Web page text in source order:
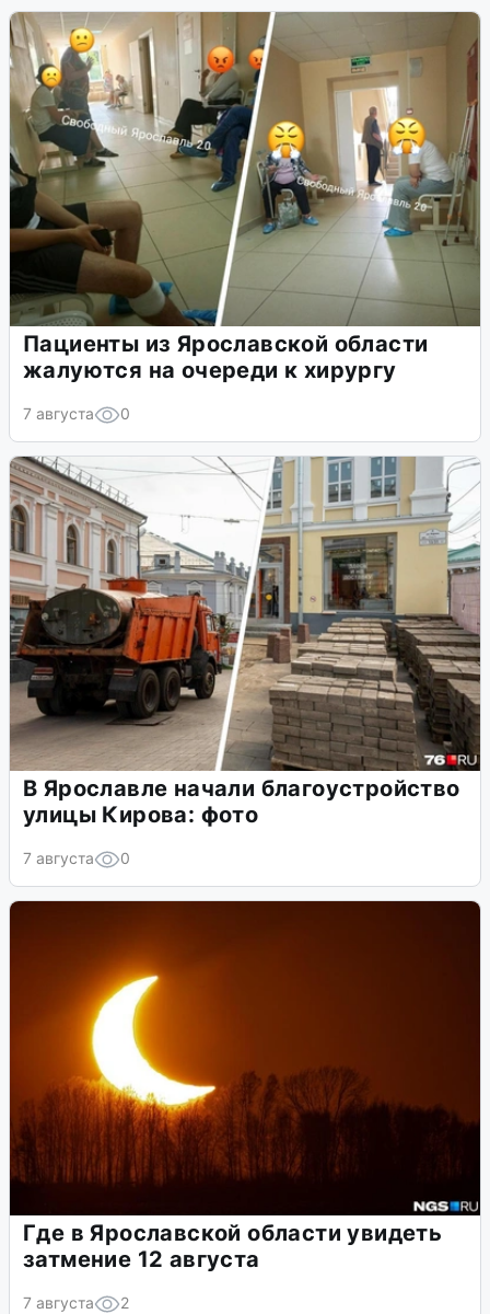
Пациенты из Ярославской области
жалуются на очереди к хирургу
7 августа 0
В Ярославле начали благоустройство
улицы Кирова: фото
7 августа 0
Где в Ярославской области увидеть
затмение 12 августа
7 августа 2